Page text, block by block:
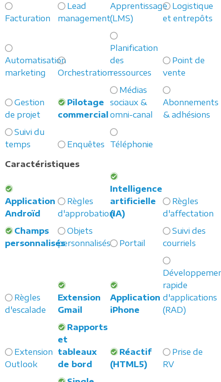
Facturation
Lead
management
Apprentissage
(LMS)
Logistique
et entrepôts
Automatisation
marketing
Orchestration
Planification
des
ressources
Point de
vente
Gestion
de projet
Pilotage
commercial
Médias
sociaux &
omni-canal
Abonnements
& adhésions
Suivi du
temps
Enquêtes
Téléphonie
Caractéristiques
Application
Androïd
Règles
d'approbation
Intelligence
artificielle
(IA)
Règles
d'affectation
Champs
personnalisés
Objets
personnalisés
Portail
Suivi des
courriels
Règles
d'escalade
Extension
Gmail
Application
iPhone
rapide
d'applications
(RAD)
Extension
Outlook
Rapports
et
tableaux
de bord
Réactif
(HTML5)
Prise de
RV